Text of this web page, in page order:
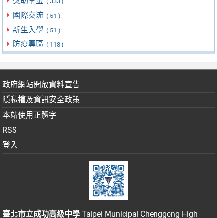
國際交流 ( 51 )
新生入學 ( 51 )
防疫專區 ( 118 )
政府網站開放資料宣告
隱私權及資訊安全政策
本站使用正體字
RSS
登入
臺北市立成功高級中學 Taipei Municipal Chenggong High